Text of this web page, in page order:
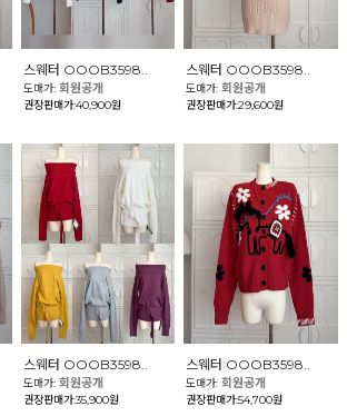
스웨터 OOOB3598..
도매가: 회원공개
권장판매가:40,900원
스웨터 OOOB3598..
도매가:회원공개
권장판매가:29,600원
스웨터 OOOB3598..
도매가: 회원공개
권장판매가:35,900원
스웨터 OOOB3598..
도매가:회원공개
권장판매가:54,700원